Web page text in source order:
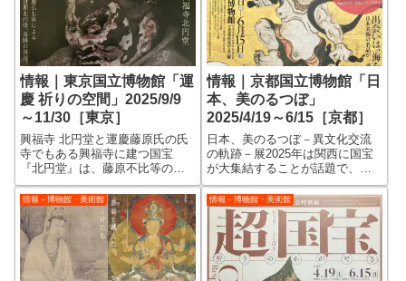
情報｜東京国立博物館「運
慶 祈りの空間」2025/9/9
～11/30［東京］
興福寺 北円堂と運慶藤原氏の氏
寺でもある興福寺に建つ国宝
『北円堂』は、藤原不比等の１
周忌にあたる721年に、追善のた
めに元明・元正天皇が長屋王に
命じて建立しました。 何度か
の消失の後、1210年に再建され
たのが現在の北円堂で、その時
に内部に...
情報｜京都国立博物館「日
本、美のるつぼ」
2025/4/19～6/15［京都］
日本、美のるつぼ－異文化交流
の軌跡－展2025年は関西に国宝
が大集結することが話題で、大
阪市立美術館は約130件、奈良国
立博物館は約110件の国宝数に比
べると京都国立博物館はやや少
なめですが、テーマが異文化交
流で万博に一番近しい展覧会で
す。...
情報－博物館・美術館 情報－博物館・美術館